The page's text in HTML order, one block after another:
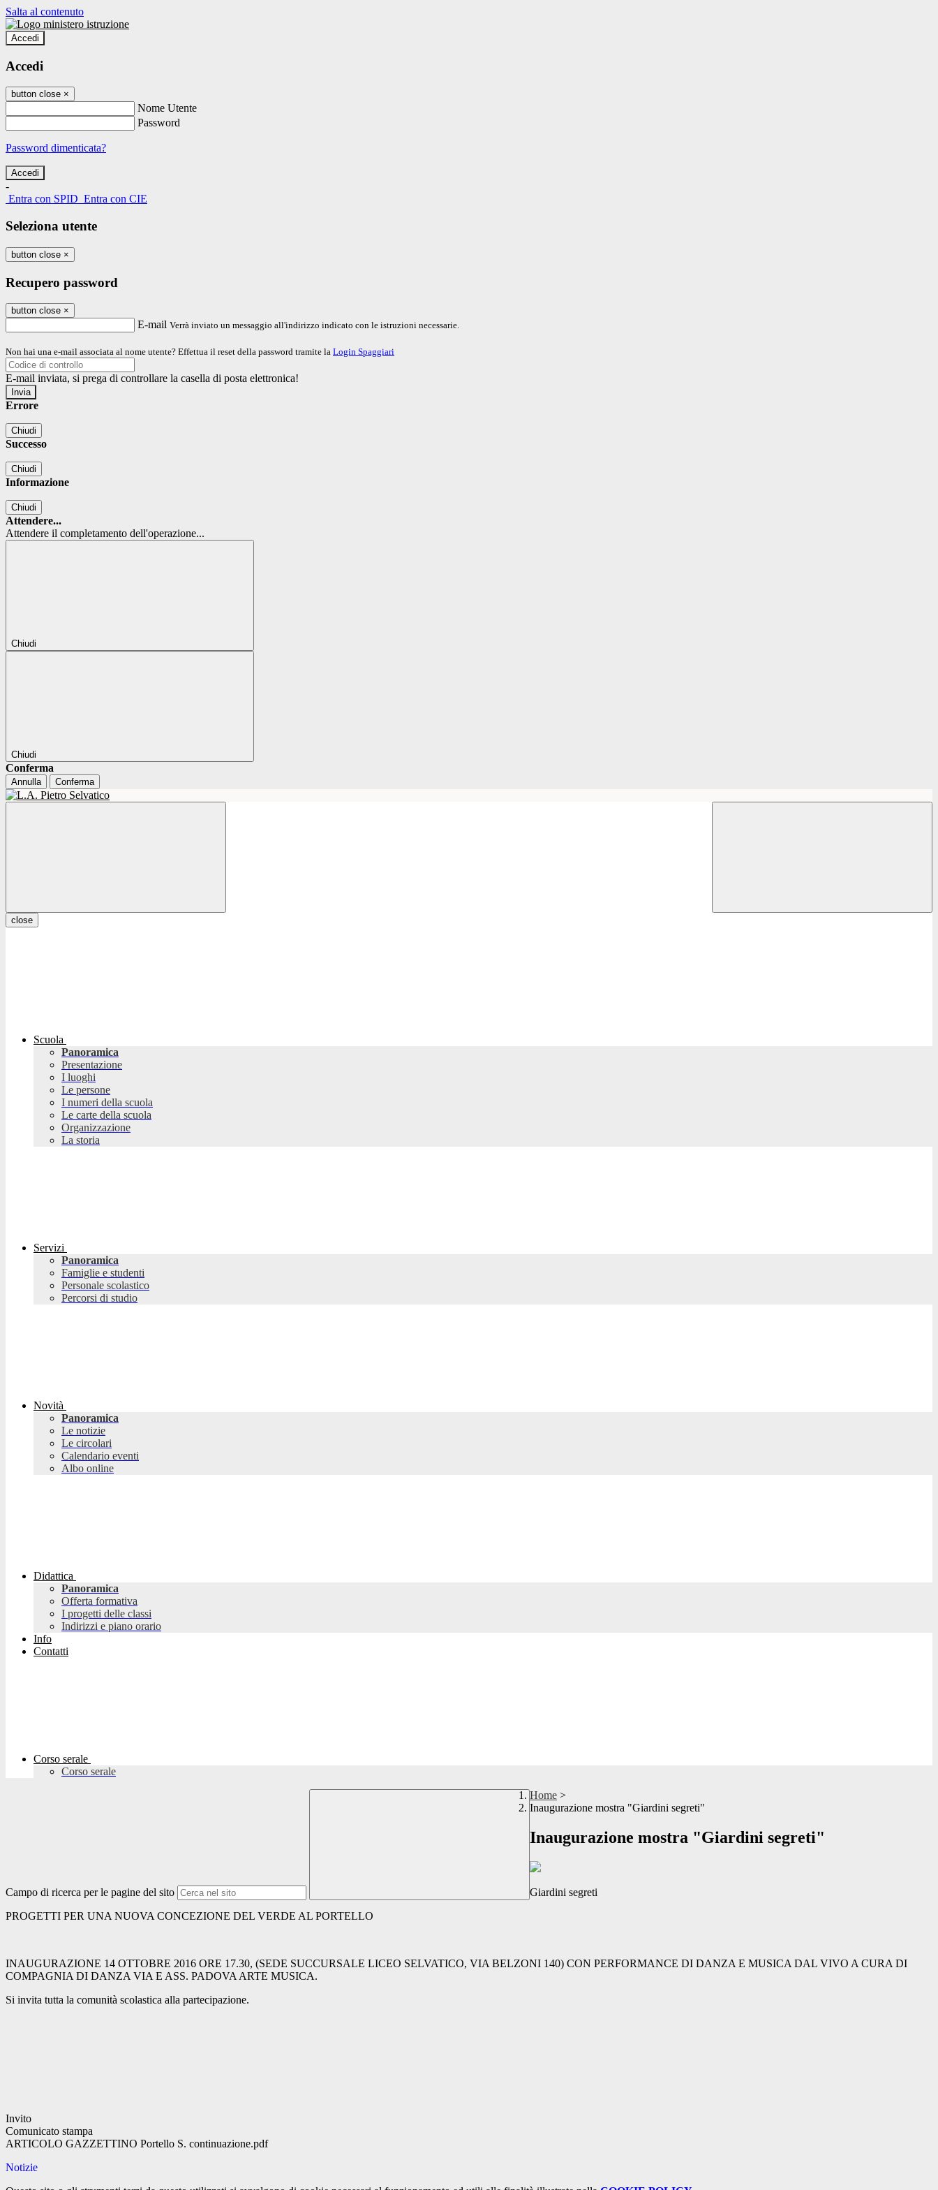
Salta al contenuto
Accedi
Accedi
button close ×
Nome Utente
Password
Password dimenticata?
-
Entra con SPID Entra con CIE
Seleziona utente
button close ×
Recupero password
button close ×
E-mail Verrà inviato un messaggio all'indirizzo indicato con le istruzioni necessarie.
Non hai una e-mail associata al nome utente? Effettua il reset della password tramite la Login Spaggiari
E-mail inviata, si prega di controllare la casella di posta elettronica!
Errore
Chiudi
Successo
Chiudi
Informazione
Chiudi
Attendere...
Attendere il completamento dell'operazione...
Chiudi
Chiudi
Conferma
Annulla Conferma
close
Scuola
Panoramica
Presentazione
I luoghi
Le persone
I numeri della scuola
Le carte della scuola
Organizzazione
La storia
Servizi
Panoramica
Famiglie e studenti
Personale scolastico
Percorsi di studio
Novità
Panoramica
Le notizie
Le circolari
Calendario eventi
Albo online
Didattica
Panoramica
Offerta formativa
I progetti delle classi
Indirizzi e piano orario
Info
Contatti
Corso serale
Corso serale
Campo di ricerca per le pagine del sito
Home >
Inaugurazione mostra "Giardini segreti"
Inaugurazione mostra "Giardini segreti"
Giardini segreti
PROGETTI PER UNA NUOVA CONCEZIONE DEL VERDE AL PORTELLO
INAUGURAZIONE 14 OTTOBRE 2016 ORE 17.30, (SEDE SUCCURSALE LICEO SELVATICO, VIA BELZONI 140) CON PERFORMANCE DI DANZA E MUSICA DAL VIVO A CURA DI
COMPAGNIA DI DANZA VIA E ASS. PADOVA ARTE MUSICA.
Si invita tutta la comunità scolastica alla partecipazione.
Invito
Comunicato stampa
ARTICOLO GAZZETTINO Portello S. continuazione.pdf
Notizie